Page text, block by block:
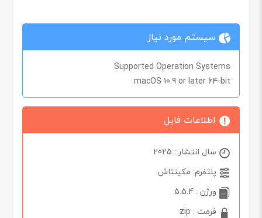
سیستم مورد نیاز
Supported Operation Systems
macOS 10.9 or later 64-bit
اطلاعات فایل
سال انتشار : 2025
پلتفرم: مکینتاش
ورژن : 5.5.4
فرمت : zip